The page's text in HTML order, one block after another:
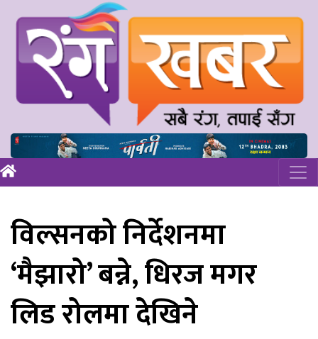
विल्सनको निर्देशनमा
‘मैझारो’ बन्ने, धिरज मगर
लिड रोलमा देखिने